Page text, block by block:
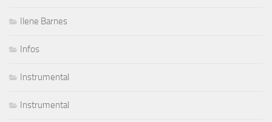
Ilene Barnes
Infos
Instrumental
Instrumental